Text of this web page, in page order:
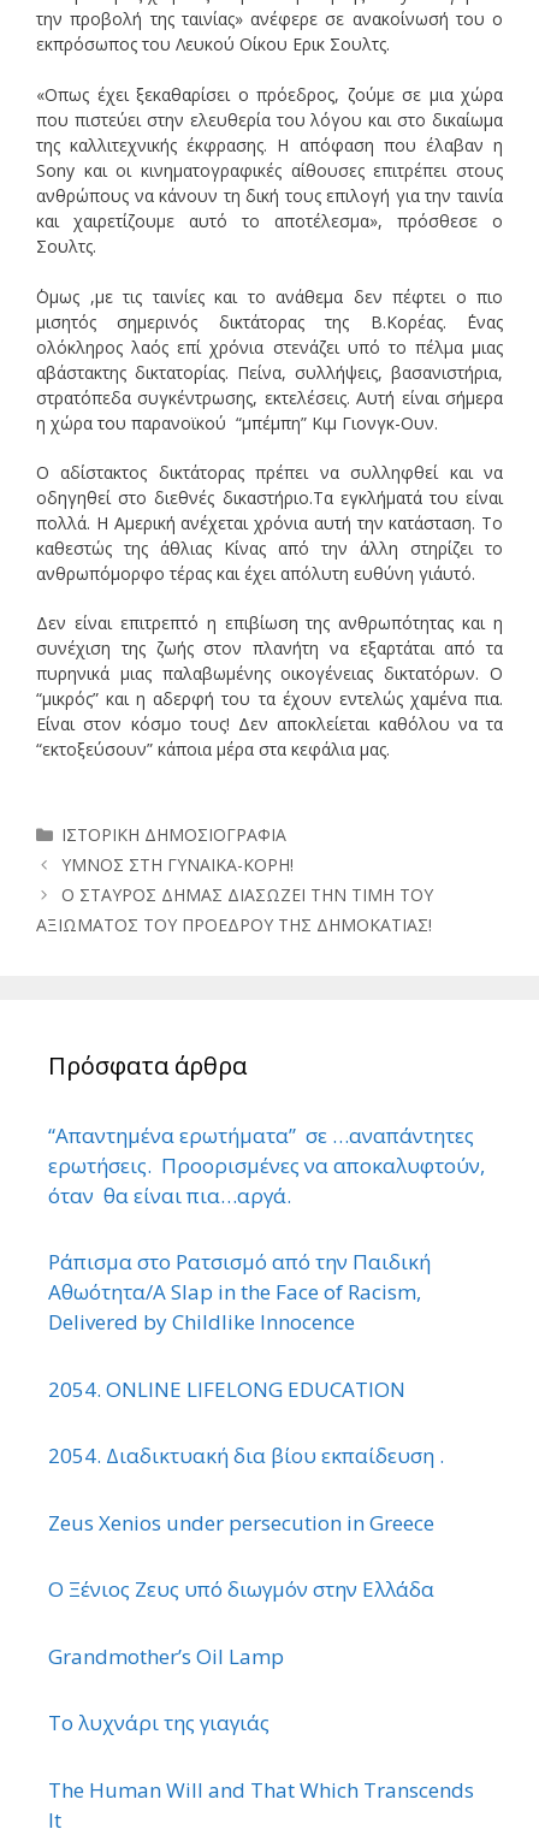
την προβολή της ταινίας» ανέφερε σε ανακοίνωσή του ο
εκπρόσωπος του Λευκού Οίκου Ερικ Σουλτς.
«Οπως έχει ξεκαθαρίσει ο πρόεδρος, ζούμε σε μια χώρα
που πιστεύει στην ελευθερία του λόγου και στο δικαίωμα
της καλλιτεχνικής έκφρασης. Η απόφαση που έλαβαν η
Sony και οι κινηματογραφικές αίθουσες επιτρέπει στους
ανθρώπους να κάνουν τη δική τους επιλογή για την ταινία
και χαιρετίζουμε αυτό το αποτέλεσμα», πρόσθεσε ο
Σουλτς.
΄Ομως ,με τις ταινίες και το ανάθεμα δεν πέφτει ο πιο
μισητός σημερινός δικτάτορας της Β.Κορέας. ΄Ενας
ολόκληρος λαός επί χρόνια στενάζει υπό το πέλμα μιας
αβάστακτης δικτατορίας. Πείνα, συλλήψεις, βασανιστήρια,
στρατόπεδα συγκέντρωσης, εκτελέσεις. Αυτή είναι σήμερα
η χώρα του παρανοϊκού “μπέμπη” Κιμ Γιονγκ-Ουν.
Ο αδίστακτος δικτάτορας πρέπει να συλληφθεί και να
οδηγηθεί στο διεθνές δικαστήριο.Τα εγκλήματά του είναι
πολλά. Η Αμερική ανέχεται χρόνια αυτή την κατάσταση. Το
καθεστώς της άθλιας Κίνας από την άλλη στηρίζει το
ανθρωπόμορφο τέρας και έχει απόλυτη ευθύνη γι΄αυτό.
Δεν είναι επιτρεπτό η επιβίωση της ανθρωπότητας και η
συνέχιση της ζωής στον πλανήτη να εξαρτάται από τα
πυρηνικά μιας παλαβωμένης οικογένειας δικτατόρων. Ο
“μικρός” και η αδερφή του τα έχουν εντελώς χαμένα πια.
Είναι στον κόσμο τους! Δεν αποκλείεται καθόλου να τα
“εκτοξεύσουν” κάποια μέρα στα κεφάλια μας.
Κατηγορίες
ΙΣΤΟΡΙΚΗ ΔΗΜΟΣΙΟΓΡΑΦΙΑ
ΥΜΝΟΣ ΣΤΗ ΓΥΝΑΙΚΑ-ΚΟΡΗ!
Ο ΣΤΑΥΡΟΣ ΔΗΜΑΣ ΔΙΑΣΩΖΕΙ ΤΗΝ ΤΙΜΗ ΤΟΥ
ΑΞΙΩΜΑΤΟΣ ΤΟΥ ΠΡΟΕΔΡΟΥ ΤΗΣ ΔΗΜΟΚΑΤΙΑΣ!
Πρόσφατα άρθρα
“Απαντημένα ερωτήματα” σε …αναπάντητες
ερωτήσεις. Προορισμένες να αποκαλυφτούν,
όταν θα είναι πια…αργά.
Ράπισμα στο Ρατσισμό από την Παιδική
Αθωότητα/A Slap in the Face of Racism,
Delivered by Childlike Innocence
2054. ONLINE LIFELONG EDUCATION
2054. Διαδικτυακή δια βίου εκπαίδευση .
Zeus Xenios under persecution in Greece
Ο Ξένιος Ζευς υπό διωγμόν στην Ελλάδα
Grandmother’s Oil Lamp
Το λυχνάρι της γιαγιάς
The Human Will and That Which Transcends
It